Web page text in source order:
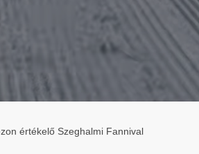
értékelő Szeghalmi Fannival